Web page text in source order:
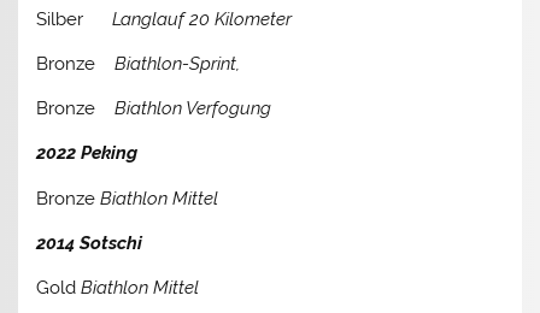
SilberLanglauf 20 Kilometer
BronzeBiathlon-Sprint,
BronzeBiathlon Verfogung
2022 Peking
BronzeBiathlon Mittel
2014 Sotschi
GoldBiathlon Mittel